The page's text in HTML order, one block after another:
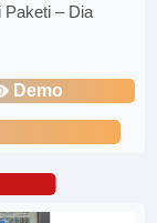
Paketi – Dia
Demo